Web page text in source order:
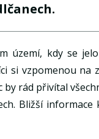
území, kdy se
si vzpomenou na
rád přivítal
Bližší informace